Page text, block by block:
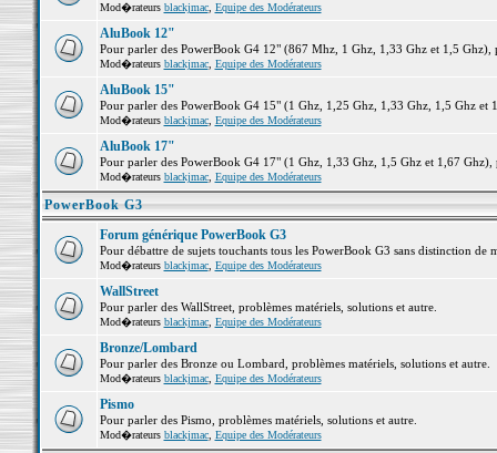
Mod�rateurs blackjmac, Equipe des Modérateurs
AluBook 12"
Pour parler des PowerBook G4 12" (867 Mhz, 1 Ghz, 1,33 Ghz et 1,5 Ghz),
Mod�rateurs blackjmac, Equipe des Modérateurs
AluBook 15"
Pour parler des PowerBook G4 15" (1 Ghz, 1,25 Ghz, 1,33 Ghz, 1,5 Ghz et
Mod�rateurs blackjmac, Equipe des Modérateurs
AluBook 17"
Pour parler des PowerBook G4 17" (1 Ghz, 1,33 Ghz, 1,5 Ghz et 1,67 Ghz),
Mod�rateurs blackjmac, Equipe des Modérateurs
PowerBook G3
Forum générique PowerBook G3
Pour débattre de sujets touchants tous les PowerBook G3 sans distinction de
Mod�rateurs blackjmac, Equipe des Modérateurs
WallStreet
Pour parler des WallStreet, problèmes matériels, solutions et autre.
Mod�rateurs blackjmac, Equipe des Modérateurs
Bronze/Lombard
Pour parler des Bronze ou Lombard, problèmes matériels, solutions et autre.
Mod�rateurs blackjmac, Equipe des Modérateurs
Pismo
Pour parler des Pismo, problèmes matériels, solutions et autre.
Mod�rateurs blackjmac, Equipe des Modérateurs